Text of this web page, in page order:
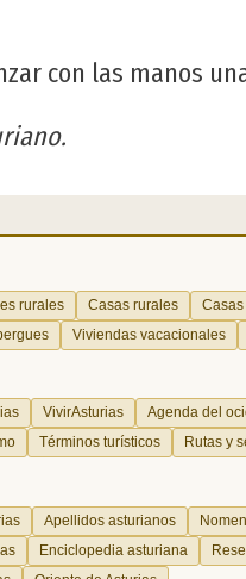
con las manos